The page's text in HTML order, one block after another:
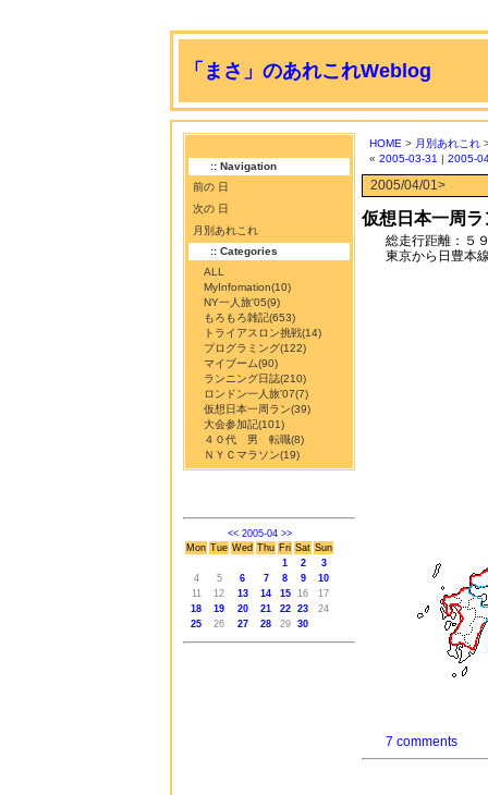
「まさ」のあれこれWeblog
:: Navigation
前の 日
次の 日
月別あれこれ
:: Categories
ALL
MyInfomation(10)
NY一人旅'05(9)
もろもろ雑記(653)
トライアスロン挑戦(14)
プログラミング(122)
マイブーム(90)
ランニング日誌(210)
ロンドン一人旅'07(7)
仮想日本一周ラン(39)
大会参加記(101)
４０代 男 転職(8)
ＮＹＣマラソン(19)
<< 2005-04 >>
Mon Tue Wed Thu Fri Sat Sun
1
2
3
4
5 6 7 8 9
10
11
12 13 14 15 16
17
18
19 20 21 22 23
24
25
26 27 28 29 30
HOME > 月別あれこれ
« 2005-03-31 | 2005-
2005/04/01>
仮想日本一周ラ
総走行距離：５
東京から日豊本
7 comments